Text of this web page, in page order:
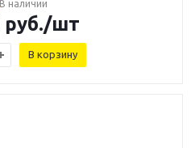
В наличии
руб./шт
В корзину